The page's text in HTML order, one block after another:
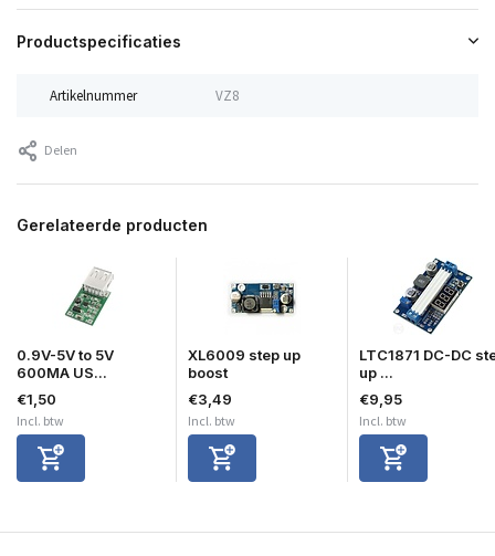
Productspecificaties
Artikelnummer VZ8
Delen
Gerelateerde producten
0.9V-5V to 5V
600MA US...
€1,50
Incl. btw
XL6009 step up
boost
€3,49
Incl. btw
LTC1871 DC-DC
up ...
€9,95
Incl. btw